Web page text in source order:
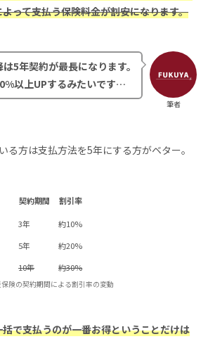
って支払う保険料金が割安になります。
筆者
5年契約が最長になります。
以上UPするみたいです…
る方は支払方法を5年にする方がベター。
契約期間 割引率
3年
約10%
5年
約20%
10年
約30%
険の契約期間による割引率の変動
で支払うのが一番お得ということだけは